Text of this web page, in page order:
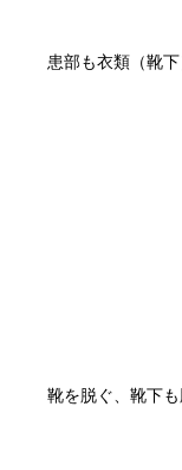
患部も衣類（靴
靴を脱ぐ、靴下も